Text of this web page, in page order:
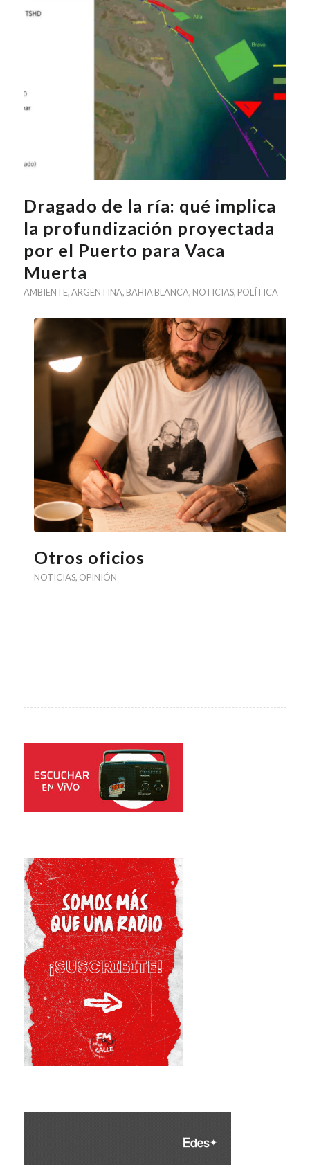
Dragado de la ría: qué implica
la profundización proyectada
por el Puerto para Vaca
Muerta
AMBIENTE,ARGENTINA, BAHIA BLANCA, NOTICIAS, POLÍTICA
Otros oficios
NOTICIAS, OPINIÓN